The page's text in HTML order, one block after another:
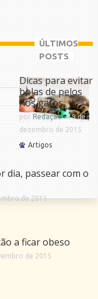
ÚLTIMOS
POSTS
Dicas para evitar
bolas de pelos
nos gatos
por Redação-19 de
dezembro de 2015
Artigos
dia, passear com o
de 2015
a ficar obeso
de 2015